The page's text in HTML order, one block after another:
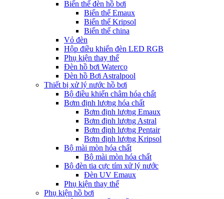
Biến thế đèn hồ bơi
Biến thế Emaux
Biến thế Kripsol
Biến thế china
Vỏ đèn
Hộp điều khiển đèn LED RGB
Phụ kiện thay thế
Đèn hồ bơi Waterco
Đèn hồ Bơi Astralpool
Thiết bị xử lý nước hồ bơi
Bộ điều khiển châm hóa chất
Bơm định lượng hóa chất
Bơm định lượng Emaux
Bơm định lượng Astral
Bơm định lượng Pentair
Bơm định lượng Kripsol
Bộ mài mòn hóa chất
Bộ mài mòn hóa chất
Bộ đèn tia cực tím xử lý nước
Đèn UV Emaux
Phụ kiện thay thế
Phụ kiện hồ bơi